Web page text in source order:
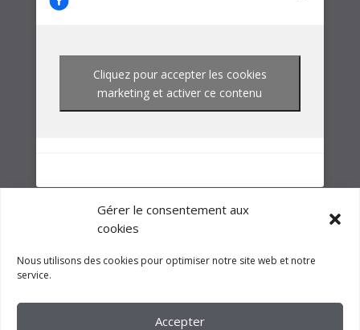
Gérer le consentement aux
cookies
Nous utilisons des cookies pour optimiser notre site web et notre
service.
Accepter